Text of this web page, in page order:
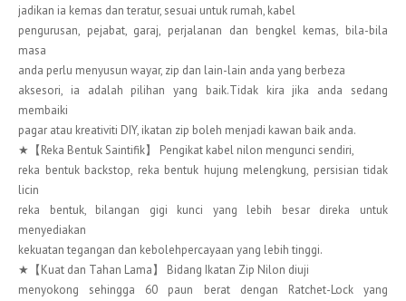
jadikan ia kemas dan teratur, sesuai untuk rumah, kabel
pengurusan, pejabat, garaj, perjalanan dan bengkel kemas, bila-bila
masa
anda perlu menyusun wayar, zip dan lain-lain anda yang berbeza
aksesori, ia adalah pilihan yang baik.Tidak kira jika anda sedang
membaiki
pagar atau kreativiti DIY, ikatan zip boleh menjadi kawan baik anda.
★【Reka Bentuk Saintifik】 Pengikat kabel nilon mengunci sendiri,
reka bentuk backstop, reka bentuk hujung melengkung, persisian tidak
licin
reka bentuk, bilangan gigi kunci yang lebih besar direka untuk
menyediakan
kekuatan tegangan dan kebolehpercayaan yang lebih tinggi.
★【Kuat dan Tahan Lama】 Bidang Ikatan Zip Nilon diuji
menyokong sehingga 60 paun berat dengan Ratchet-Lock yang